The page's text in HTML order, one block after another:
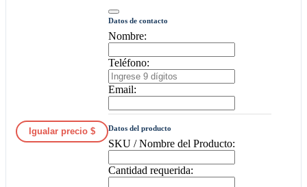
Igualar precio $
Datos de contacto
Nombre:
Teléfono:
Email:
Datos del producto
SKU / Nombre del Producto:
Cantidad requerida: